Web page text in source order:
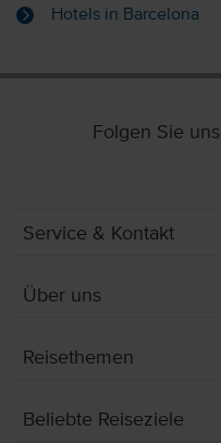
Hotels in Barcelona
Folgen Sie uns
Service & Kontakt
Über uns
Reisethemen
Beliebte Reiseziele